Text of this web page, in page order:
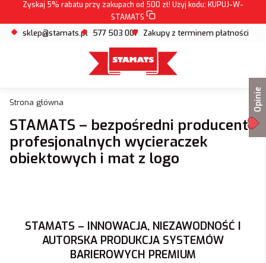
Zyskaj 5% rabatu przy zakupach od 500 zł! Użyj kodu: KUPUJ-W-
STAMATS
sklep@stamats.pl 577 503 007 Zakupy z terminem płatności
Strona główna
STAMATS – bezpośredni producent
profesjonalnych wycieraczek
obiektowych i mat z logo
STAMATS – INNOWACJA, NIEZAWODNOŚĆ I
AUTORSKA PRODUKCJA SYSTEMÓW
BARIEROWYCH PREMIUM
Opinie